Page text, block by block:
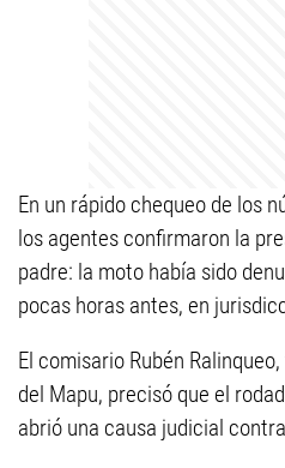
En un rápido chequeo de los
los agentes confirmaron la
padre: la moto había sido
pocas horas antes, en
El comisario Rubén
del Mapu, precisó que el
abrió una causa judicial